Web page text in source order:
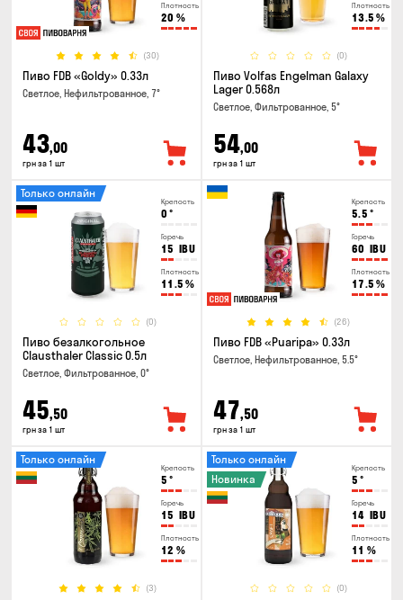
Плотность
20 %
(30)
Пиво FDB «Goldy» 0.33л
Светлое, Нефильтрованное, 7°
43,00
грн за 1 шт
Плотность
13.5 %
(0)
Пиво Volfas Engelman Galaxy
Lager 0.568л
Светлое, Фильтрованное, 5°
54,00
грн за 1 шт
Крепость
0 °
Горечь
15 IBU
Плотность
11.5 %
(0)
Только онлайн
Пиво безалкогольное
Clausthaler Classic 0.5л
Светлое, Фильтрованное, 0°
45,50
грн за 1 шт
Крепость
5.5 °
Горечь
60 IBU
Плотность
17.5 %
(26)
Пиво FDB «Puaripa» 0.33л
Светлое, Нефильтрованное, 5.5°
47,50
грн за 1 шт
Крепость
5 °
Горечь
15 IBU
Плотность
12 %
(3)
Только онлайн
Крепость
5 °
Горечь
14 IBU
Плотность
11 %
(0)
Только онлайн
Новинка